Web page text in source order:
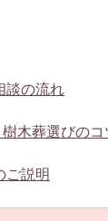
談の流れ
木葬選びのコ
ご説明